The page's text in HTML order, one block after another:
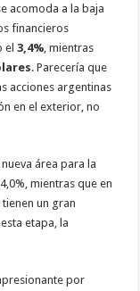
acomoda a la baja
financieros
el3,4% , mientras
. Parecería que
acciones argentinas
en el exterior, no
área para la
mientras que en
un gran
etapa, la
por